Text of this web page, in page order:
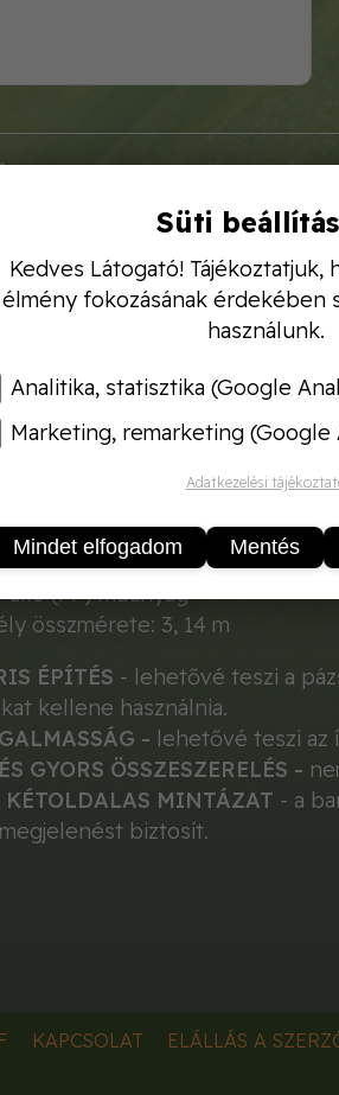
ágyásszegély antracit
segítségével
termék - 100%-ban kiváló
a termék minőségét és
és könnyen felszerelhető
a nehéz időjárási
és klasszikus kertek
egyediséget ad az egész
5 cm
10, 5 cm
álló (PP) műanyag
összmérete: 3, 14 m
ÉPÍTÉS - lehetővé teszi a
kellene használnia.
- lehetővé teszi az
GYORS ÖSSZESZERELÉS -
KÉTOLDALAS MINTÁZAT - a
biztosít.
KAPCSOLAT ELÁLLÁS A
Süti
Kedves Látogató! Tájékoztatjuk,
élmény fokozásának érdekében
használunk.
Analitika, statisztika (Google
Marketing, remarketing (Google
Adatkezelési
Mindet elfogadom Mentés